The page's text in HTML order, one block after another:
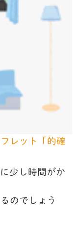
レット「的確
少し時間がか
のでしょう